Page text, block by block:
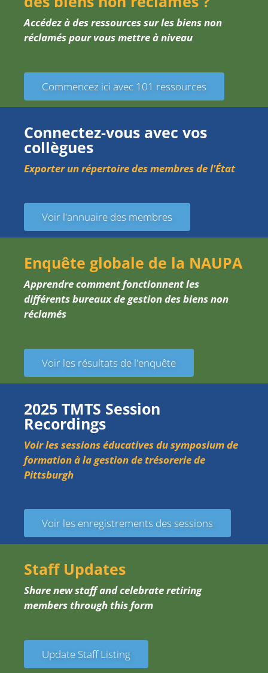
Accédez à des ressources sur les biens non
réclamés pour vous mettre à niveau
Commencez ici avec 101 ressources
Connectez-vous avec vos
collègues
Exporter un répertoire des membres de l'État
Voir l'annuaire des membres
Enquête globale de la NAUPA
Apprendre comment fonctionnent les
différents bureaux de gestion des biens non
réclamés
Voir les résultats de l'enquête
2025 TMTS Session
Recordings
Voir les sessions éducatives du symposium de
formation à la gestion de trésorerie de
Pittsburgh
Voir les enregistrements des sessions
Staff Updates
Share new staff and celebrate retiring
members through this form
Update Staff Listing